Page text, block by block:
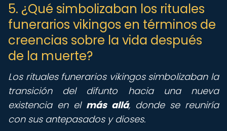
5. ¿Qué simbolizaban los rituales
funerarios vikingos en términos de
creencias sobre la vida después
de la muerte?
Los rituales funerarios vikingos simbolizaban la
transición del difunto hacia una nueva
existencia en el más allá, donde se reuniría
con sus antepasados y dioses.